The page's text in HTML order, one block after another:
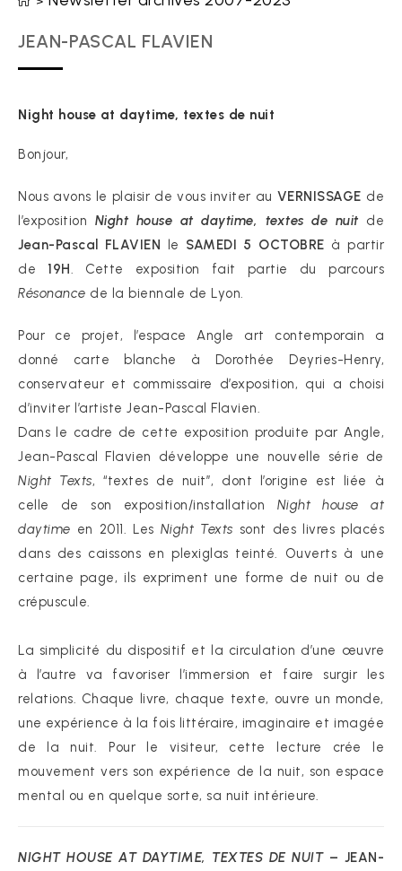
JEAN-PASCAL FLAVIEN
Night house at daytime, textes de nuit
Bonjour,
Nous avons le plaisir de vous inviter au VERNISSAGE de
l’exposition Night house at daytime, textes de nuit de
Jean-Pascal FLAVIEN le SAMEDI 5 OCTOBRE à partir
de 19H. Cette exposition fait partie du parcours
Résonance de la biennale de Lyon.
Pour ce projet, l’espace Angle art contemporain a
donné carte blanche à Dorothée Deyries-Henry,
conservateur et commissaire d’exposition, qui a choisi
d’inviter l’artiste Jean-Pascal Flavien.
Dans le cadre de cette exposition produite par Angle,
Jean-Pascal Flavien développe une nouvelle série de
Night Texts, ‘‘textes de nuit’’, dont l’origine est liée à
celle de son exposition/installation Night house at
daytime en 2011. Les Night Texts sont des livres placés
dans des caissons en plexiglas teinté. Ouverts à une
certaine page, ils expriment une forme de nuit ou de
crépuscule.
La simplicité du dispositif et la circulation d’une œuvre
à l’autre va favoriser l’immersion et faire surgir les
relations. Chaque livre, chaque texte, ouvre un monde,
une expérience à la fois littéraire, imaginaire et imagée
de la nuit. Pour le visiteur, cette lecture crée le
mouvement vers son expérience de la nuit, son espace
mental ou en quelque sorte, sa nuit intérieure.
NIGHT HOUSE AT DAYTIME, TEXTES DE NUIT– JEAN-